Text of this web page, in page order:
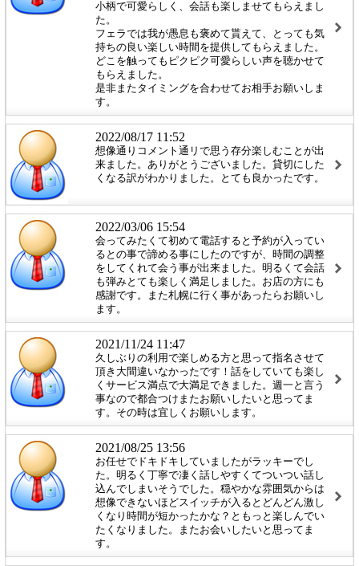
小柄で可愛らしく、会話も楽しませてもらえまし
た。
フェラでは我が愚息も褒めて貰えて、とっても気
持ちの良い楽しい時間を提供してもらえました。
どこを触ってもピクピク可愛らしい声を聴かせて
もらえました。
是非またタイミングを合わせてお相手お願いしま
す。
2022/08/17 11:52
想像通りコメント通リで思う存分楽しむことが出
来ました。ありがとうございました。貸切にした
くなる訳がわかりました。とても良かったです。
2022/03/06 15:54
会ってみたくて初めて電話すると予約が入ってい
るとの事で諦める事にしたのですが、時間の調整
をしてくれて会う事が出来ました。明るくて会話
も弾みとても楽しく満足しました。お店の方にも
感謝です。また札幌に行く事があったらお願いし
ます。
2021/11/24 11:47
久しぶりの利用で楽しめる方と思って指名させて
頂き大間違いなかったです！話をしていても楽し
くサービス満点で大満足できました。週一と言う
事なので都合つけまたお願いしたいと思ってま
す。その時は宜しくお願いします。
2021/08/25 13:56
お任せでドキドキしていましたがラッキーでし
た。明るく丁寧で凄く話しやすくてついつい話し
込んでしまいそうでした。穏やかな雰囲気からは
想像できないほどスイッチが入るとどんどん激し
くなり時間が短かったかな？ともっと楽しんでい
たくなりました。またお会いしたいと思ってま
す。